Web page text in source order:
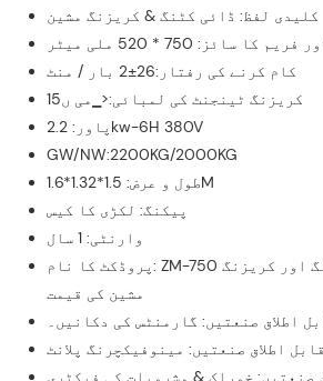
کلیدی لفظ: ڈائی کٹنگ & کریزنگ مشین
کا سائز: 750 * 520 ملی میٹر
کام کرنے کی رفتار:26±2 بار / منٹ
کریزنگ ٹینجنٹ کی لمبائی:<▁می ں15
پاور: 2.2kw-6H 380V
GW/NW:2200KG/2000KG
طول و عرض: 1.5*1.32*1.6M
پیکنگ: لکڑی کا کیس
وارنٹی: 1 سال
پروڈکٹ کا نام: ZM-750 کارڈ بورڈ ڈائی کٹنگ اور کریزنگ
مشین کی قیمت
اطلاق صنعتیں: گارمنٹس کی دکانیں۔
قابل اطلاق صنعتیں: مینوفیکچرنگ پلانٹ
صنعتیں: خوراک & مشروبات کی فیکٹری